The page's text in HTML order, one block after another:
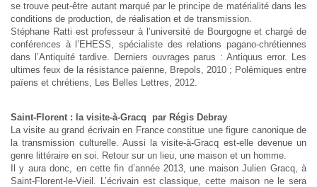
se trouve peut-être autant marqué par le principe de matérialité dans les
conditions de production, de réalisation et de transmission.
Stéphane Ratti est professeur à l’université de Bourgogne et chargé de
conférences à l’EHESS, spécialiste des relations pagano-chrétiennes
dans l’Antiquité tardive. Derniers ouvrages parus : Antiquus error. Les
ultimes feux de la résistance païenne, Brepols, 2010 ; Polémiques entre
païens et chrétiens, Les Belles Lettres, 2012.
Saint-Florent : la visite-à-Gracq par Régis Debray
La visite au grand écrivain en France constitue une figure canonique de
la transmission culturelle. Aussi la visite-à-Gracq est-elle devenue un
genre littéraire en soi. Retour sur un lieu, une maison et un homme.
Il y aura donc, en cette fin d’année 2013, une maison Julien Gracq, à
Saint-Florent-le-Vieil. L’écrivain est classique, cette maison ne le sera